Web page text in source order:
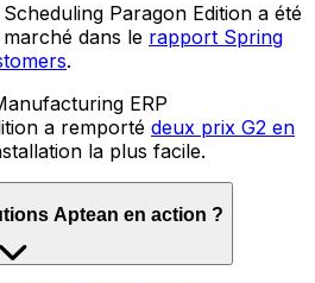
Paragon Edition a été
dans le rapport Spring
.
ERP
a remporté deux prix G2 en
la plus facile.
Aptean en action ?